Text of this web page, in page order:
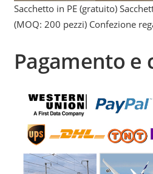
Sacchetto in PE (gratuito)
(MOQ: 200 pezzi) Confezione
Pagamento e